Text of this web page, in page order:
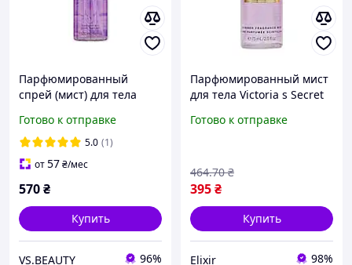
Парфюмированный
спрей (мист) для тела
Готово к отправке
5.0 (1)
от57₴/мес
570₴
Купить
VS.BEAUTY 96%
Парфюмированный мист
для тела Victoria s Secret
женский, 75 мл
Готово к отправке
395₴
464.70 ₴
Купить
Elixir 98%